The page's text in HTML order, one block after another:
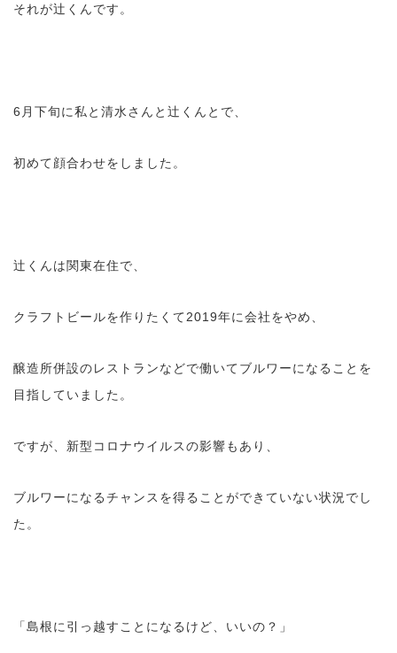
それが辻くんです。
6月下旬に私と清水さんと辻くんとで、
初めて顔合わせをしました。
辻くんは関東在住で、
クラフトビールを作りたくて2019年に会社をやめ、
醸造所併設のレストランなどで働いてブルワーになることを
目指していました。
ですが、新型コロナウイルスの影響もあり、
ブルワーになるチャンスを得ることができていない状況でし
た。
「島根に引っ越すことになるけど、いいの？」